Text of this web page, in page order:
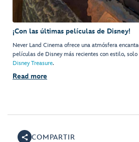
¡Con las últimas películas de Disney!
Never Land Cinema ofrece una atmósfera
películas de Disney más recientes con estilo,
Disney Treasure.
Read more
COMPARTIR